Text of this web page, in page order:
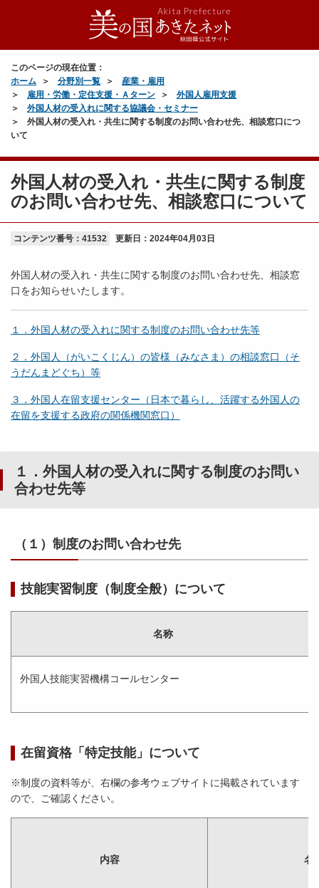
このページの現在位置：
ホーム
分野別一覧
産業・雇用
雇用・労働・定住支援・Ａターン
外国人雇用支援
外国人材の受入れに関する協議会・セミナー
外国人材の受入れ・共生に関する制度のお問い合わせ先、相談窓口につ
いて
外国人材の受入れ・共生に関する制度
のお問い合わせ先、相談窓口について
コンテンツ番号：41532 更新日： 2024年04月03日
外国人材の受入れ・共生に関する制度のお問い合わせ先、相談窓
口をお知らせいたします。
１．外国人材の受入れに関する制度のお問い合わせ先等
２．外国人（がいこくじん）の皆様（みなさま）の相談窓口（そ
うだんまどぐち）等
３．外国人在留支援センター（日本で暮らし、活躍する外国人の
在留を支援する政府の関係機関窓口）
１．外国人材の受入れに関する制度のお問い
合わせ先等
（１）制度のお問い合わせ先
技能実習制度（制度全般）について
名称
外国人技能実習機構コールセンター
在留資格「特定技能」について
※制度の資料等が、右欄の参考ウェブサイトに掲載されています
ので、ご確認ください。
内容 名